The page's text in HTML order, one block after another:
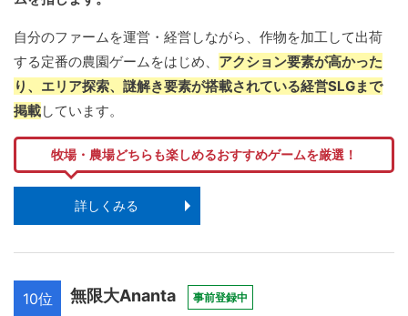
自分のファームを運営・経営しながら、作物を加工して出荷
する定番の農園ゲームをはじめ、 アクション要素が高かった
り、エリア探索、謎解き要素が搭載されている経営SLGまで
掲載しています。
牧場・農場どちらも楽しめるおすすめゲームを厳選！
詳しくみる
10位 無限大Ananta 事前登録中